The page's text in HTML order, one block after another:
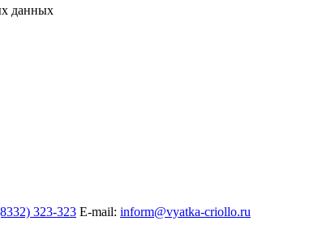
данных
323-323 E-mail: inform@vyatka-criollo.ru